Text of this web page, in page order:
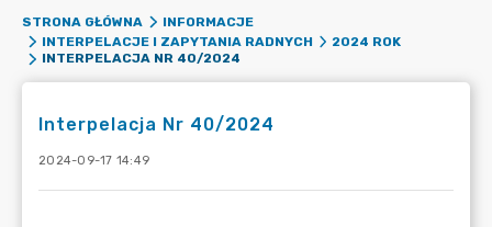
STRONA GŁÓWNA
INFORMACJE
INTERPELACJE I ZAPYTANIA RADNYCH
2024 ROK
INTERPELACJA NR 40/2024
Interpelacja Nr 40/2024
2024-09-17 14:49